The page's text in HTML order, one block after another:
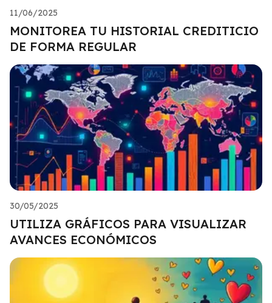
11/06/2025
MONITOREA TU HISTORIAL CREDITICIO
DE FORMA REGULAR
30/05/2025
UTILIZA GRÁFICOS PARA VISUALIZAR
AVANCES ECONÓMICOS